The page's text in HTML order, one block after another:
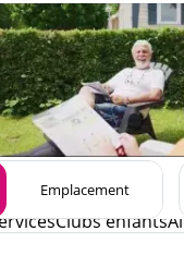
Emplacement
Clubs enfants